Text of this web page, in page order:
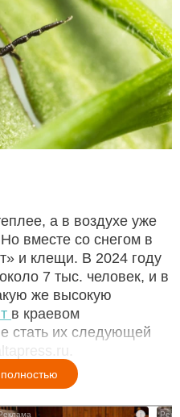
а в воздухе уже
вместе со снегом в
и клещи. В 2024 году
7 тыс. человек, и в
же высокую
в краевом
стать их следующей